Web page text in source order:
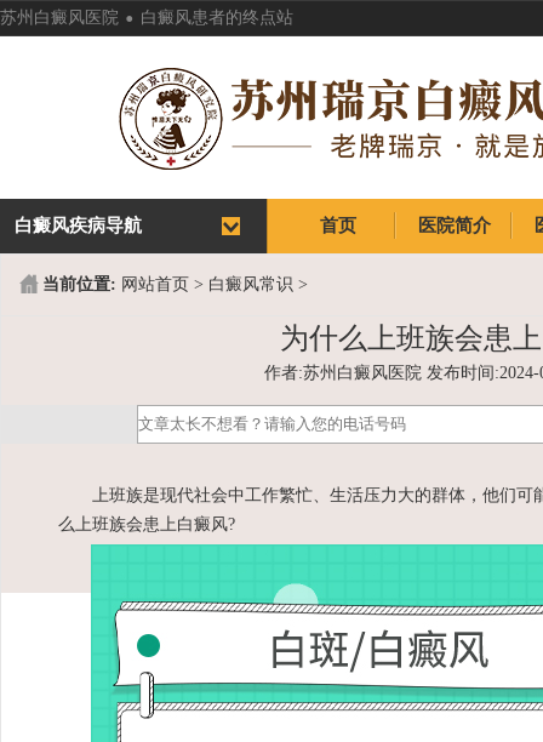
苏州白癜风医院 . 白癜风患者的终点站
首页 医院简介
白癜风疾病导航
当前位置: 网站首页 > 白癜风常识 >
为什么上班族会患
作者:苏州白癜风医院 发布时间:2024-
上班族是现代社会中工作繁忙、生活压力大的群体，他们可
么上班族会患上白癜风?